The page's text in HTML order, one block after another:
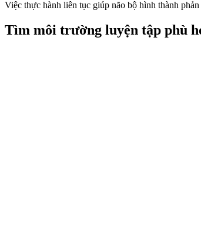
Việc thực hành liên tục giúp não bộ hình thành
Tìm môi trường luyện tập phù